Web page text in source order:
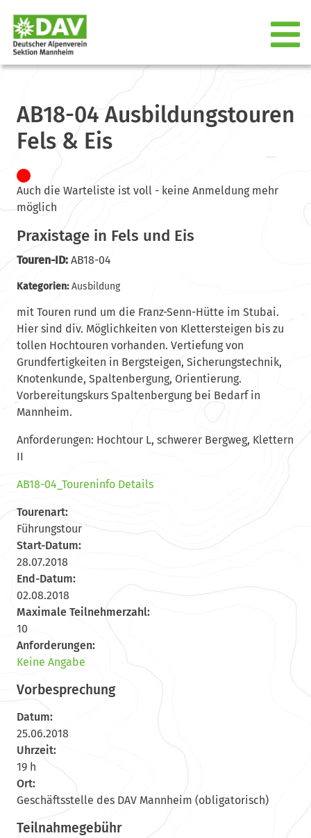
AB18-04 Ausbildungstouren
Fels & Eis
Auch die Warteliste ist voll - keine Anmeldung mehr
möglich
Praxistage in Fels und Eis
Touren-ID:AB18-04
Kategorien:Ausbildung
mit Touren rund um die Franz-Senn-Hütte im Stubai.
Hier sind div. Möglichkeiten von Klettersteigen bis zu
tollen Hochtouren vorhanden. Vertiefung von
Grundfertigkeiten in Bergsteigen, Sicherungstechnik,
Knotenkunde, Spaltenbergung, Orientierung.
Vorbereitungskurs Spaltenbergung bei Bedarf in
Mannheim.
Anforderungen: Hochtour L, schwerer Bergweg, Klettern
II
AB18-04_Toureninfo Details
Tourenart:
Führungstour
Start-Datum:
28.07.2018
End-Datum:
02.08.2018
Maximale Teilnehmerzahl:
10
Anforderungen:
Keine Angabe
Vorbesprechung
Datum:
25.06.2018
Uhrzeit:
19 h
Ort:
Geschäftsstelle des DAV Mannheim (obligatorisch)
Teilnahmegebühr